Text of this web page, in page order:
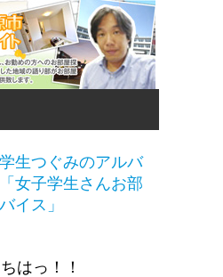
生つぐみのアルバ
女子学生さんお部
イス」
はっ！！